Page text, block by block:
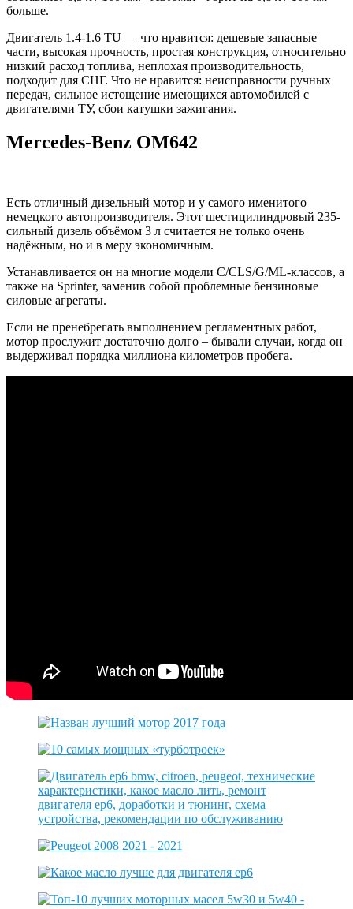
больше.
Двигатель 1.4-1.6 TU — что нравится: дешевые запасные
части, высокая прочность, простая конструкция, относительно
низкий расход топлива, неплохая производительность,
подходит для СНГ. Что не нравится: неисправности ручных
передач, сильное истощение имеющихся автомобилей с
двигателями ТУ, сбои катушки зажигания.
Mercedes-Benz OM642
Есть отличный дизельный мотор и у самого именитого
немецкого автопроизводителя. Этот шестицилиндровый 235-
сильный дизель объёмом 3 л считается не только очень
надёжным, но и в меру экономичным.
Устанавливается он на многие модели C/CLS/G/ML-классов, а
также на Sprinter, заменив собой проблемные бензиновые
силовые агрегаты.
Если не пренебрегать выполнением регламентных работ,
мотор прослужит достаточно долго – бывали случаи, когда он
выдерживал порядка миллиона километров пробега.